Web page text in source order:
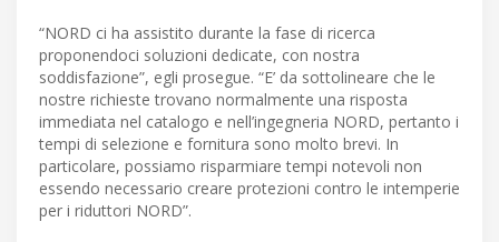
“NORD ci ha assistito durante la fase di ricerca
proponendoci soluzioni dedicate, con nostra
soddisfazione”, egli prosegue. “E’ da sottolineare che le
nostre richieste trovano normalmente una risposta
immediata nel catalogo e nell’ingegneria NORD, pertanto i
tempi di selezione e fornitura sono molto brevi. In
particolare, possiamo risparmiare tempi notevoli non
essendo necessario creare protezioni contro le intemperie
per i riduttori NORD”.